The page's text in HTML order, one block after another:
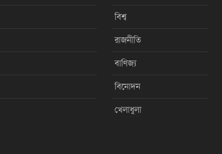
বিশ্ব
রাজনীতি
বাণিজ্য
বিনোদন
খেলাধুলা